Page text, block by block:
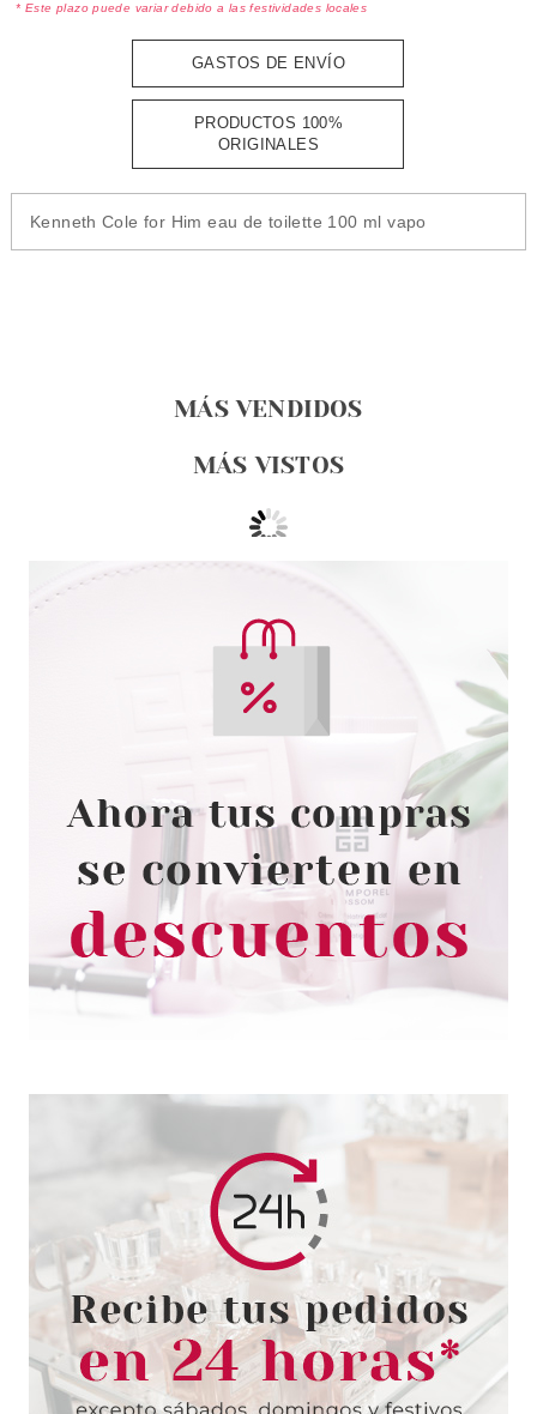
* Este plazo puede variar debido a las festividades locales
GASTOS DE ENVÍO
PRODUCTOS 100%
ORIGINALES
Kenneth Cole for Him eau de toilette 100 ml vapo
MÁS VENDIDOS
MÁS VISTOS
PRADA
PRADA INFUSION DE
GINGEMBRE EDP 100 ML VP
Pvr 150.00€
-46%
desde
81.20€
HERMES
HERMES TERRE D´HERMES
DEO VAPO 150 ML
Pvr 43.00€
-49%
desde
21.95€